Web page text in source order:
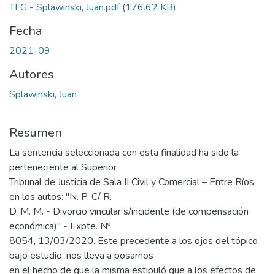
TFG - Splawinski, Juan.pdf(176.62 KB)
Fecha
2021-09
Autores
Splawinski, Juan
Resumen
La sentencia seleccionada con esta finalidad ha sido la
perteneciente al Superior
Tribunal de Justicia de Sala II Civil y Comercial – Entre Ríos,
en los autos: "N. P. C/ R.
D. M. M. - Divorcio vincular s/incidente (de compensación
económica)" - Expte. Nº
8054, 13/03/2020. Este precedente a los ojos del tópico
bajo estudio, nos lleva a posarnos
en el hecho de que la misma estipuló que a los efectos de